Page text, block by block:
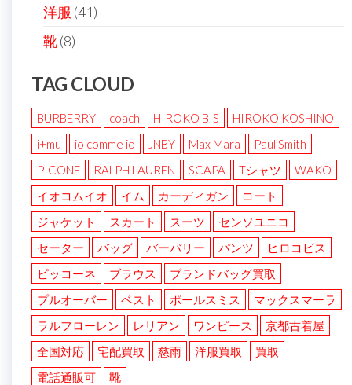
洋服 (41)
靴(8)
TAG CLOUD
BURBERRY coach HIROKO BIS
HIROKO KOSHINO
i+mu
io comme io JNBY Max Mara
Paul Smith
PICONE
RALPH LAUREN SCAPA Tシャツ
WAKO
イオコムイオ
イム カーディガン
コート
ジャケット
スカート スーツ
センソユニコ
セーター
バッグ バーバリー パンツ
ヒロコビス
ピッコーネ
ブラウス
ブランドバッグ買取
プルオーバー
ベスト ポールスミス
マックスマーラ
ラルフローレン
レリアン ワンピース
京都古着屋
全国対応
宅配買取 慈雨 洋服買取
買取
電話通販可
靴